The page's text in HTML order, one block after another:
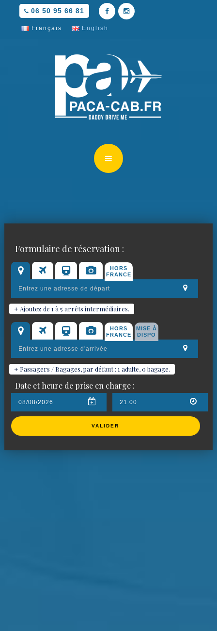
06 50 95 66 81
Français English
Réservez votre chauffeur VTC
pour Le Cannet
Formulaire de réservation :
HORS
FRANCE
+ Ajoutez de 1 à 5 arrêts intermédiaires.
HORS
FRANCE
MISE À
DISPO
+ Passagers / Bagages, par défaut : 1 adulte, 0 bagage.
Date et heure de prise en charge :
VALIDER